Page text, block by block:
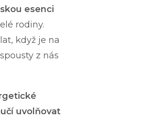
esenci
rodiny.
když je na
z nás
uvolňovat